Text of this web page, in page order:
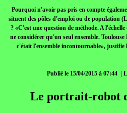
Pourquoi n'avoir pas pris en compte
situent des pôles d'emploi ou de population
? «C'est une question de méthode. A
ne considérer qu'un seul ensemble.
c'était l'ensemble incontournable»,
Publié le 15/04/2015 à 07:44 |
Le portrait-robot